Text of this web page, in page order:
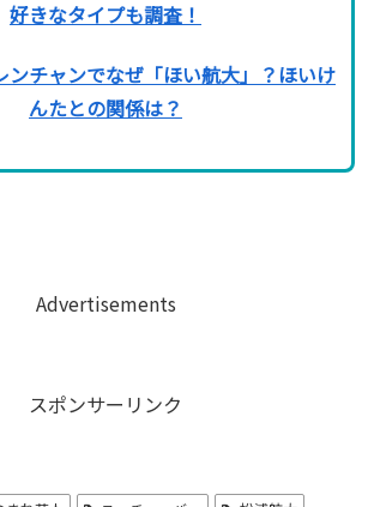
好きなタイプも調査！
ンチャンでなぜ「ほい航大」？ほいけ
んたとの関係は？
Advertisements
スポンサーリンク